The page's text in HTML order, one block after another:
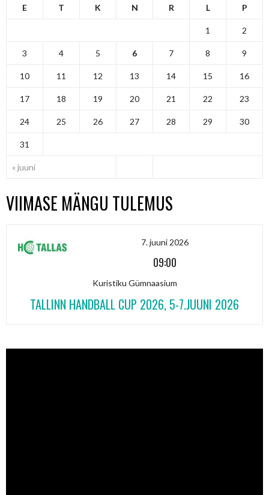
E T K N R L P
« juuni
1 2
3 4 5 6 7 8 9
10 11 12 13 14 15 16
17 18 19 20 21 22 23
24 25 26 27 28 29 30
31
VIIMASE MÄNGU TULEMUS
7. juuni 2026
09:00
Kuristiku Gümnaasium
TALLINN HANDBALL CUP 2026, 5-7.JUUNI 2026